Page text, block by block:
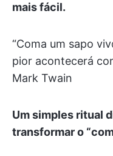
mais fácil.
“Coma um sapo
pior acontecerá
Mark Twain
Um simples ritual
transformar o